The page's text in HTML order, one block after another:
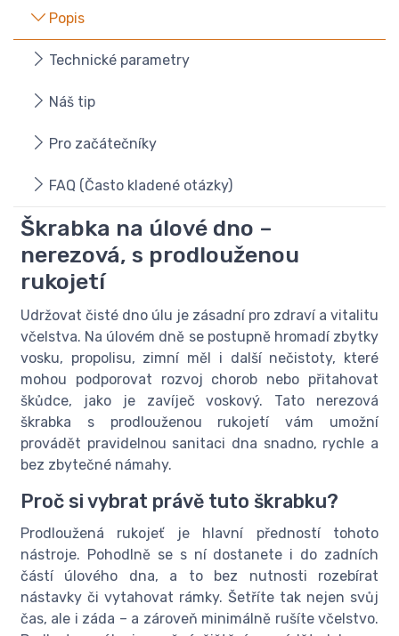
Popis
Technické parametry
Náš tip
Pro začátečníky
FAQ (Často kladené otázky)
Škrabka na úlové dno –
nerezová, s prodlouženou
rukojetí
Udržovat čisté dno úlu je zásadní pro zdraví a vitalitu
včelstva. Na úlovém dně se postupně hromadí zbytky
vosku, propolisu, zimní měl i další nečistoty, které
mohou podporovat rozvoj chorob nebo přitahovat
škůdce, jako je zavíječ voskový. Tato nerezová
škrabka s prodlouženou rukojetí vám umožní
provádět pravidelnou sanitaci dna snadno, rychle a
bez zbytečné námahy.
Proč si vybrat právě tuto škrabku?
Prodloužená rukojeť je hlavní předností tohoto
nástroje. Pohodlně se s ní dostanete i do zadních
částí úlového dna, a to bez nutnosti rozebírat
nástavky či vytahovat rámky. Šetříte tak nejen svůj
čas, ale i záda – a zároveň minimálně rušíte včelstvo.